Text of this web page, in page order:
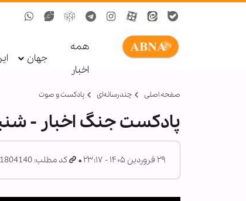
همه
اخبار
جهان
صفحه اصلی چندرسانه‌ای پادکست و صوت
پادکست جنگ اخبار - شنبه ۲۹ فروردین
۲۹ فروردین ۱۴۰۵ - ۲۳:۱۷ کد مطلب: 1804140